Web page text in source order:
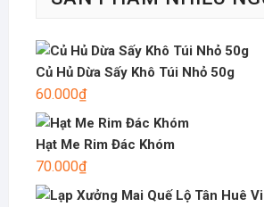
Củ Hủ Dừa Sấy Khô Túi Nhỏ 50g
60.000₫
Hạt Me Rim Đác Khóm
70.000₫